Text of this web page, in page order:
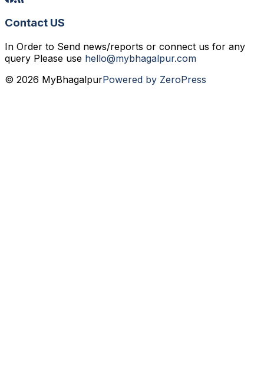
Contact US
In Order to Send news/reports or connect us for any
query Please use hello@mybhagalpur.com
© 2026 MyBhagalpurPowered by ZeroPress